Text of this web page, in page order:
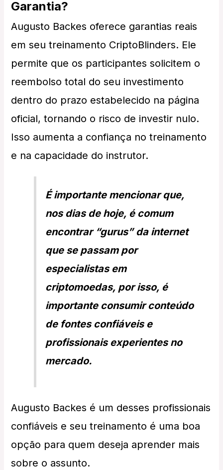
Garantia?
Augusto Backes oferece garantias reais
em seu treinamento CriptoBlinders. Ele
permite que os participantes solicitem o
reembolso total do seu investimento
dentro do prazo estabelecido na página
oficial, tornando o risco de investir nulo.
Isso aumenta a confiança no treinamento
e na capacidade do instrutor.
É importante mencionar que,
nos dias de hoje, é comum
encontrar “gurus” da internet
que se passam por
especialistas em
criptomoedas, por isso, é
importante consumir conteúdo
de fontes confiáveis e
profissionais experientes no
mercado.
Augusto Backes é um desses profissionais
confiáveis e seu treinamento é uma boa
opção para quem deseja aprender mais
sobre o assunto.